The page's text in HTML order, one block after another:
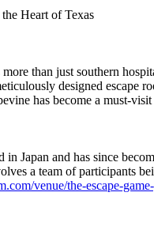
Heart of Texas
than just southern
designed
has become a must-
Japan and has since
a team of participants
venue/the-escape-